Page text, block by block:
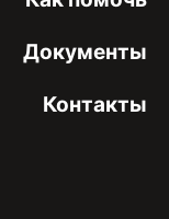
Документы
Контакты